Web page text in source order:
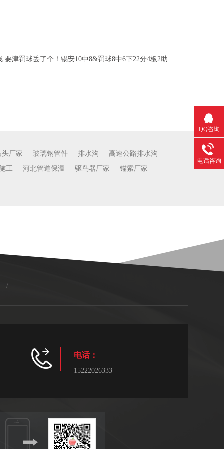
要津罚球丢了个！锡安10中8&罚球8中6下22分4板2助
头厂家 玻璃钢管件 排水沟
高速公路排水沟
工 河北管道保温 驱鸟器厂家
锚索厂家
/
电话：
15222026333
QQ咨询
电话咨询